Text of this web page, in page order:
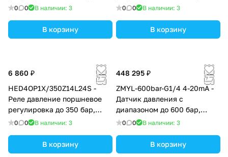
монтаж резьбовой,
рукоятка со шкалой
0 0 В наличии: 3
В корзину
монтаж резьбовой,
рукоятка со шкалой
0 0 В наличии: 3
В корзину
6 860 ₽
HED4OP1X/350Z14L24S -
Реле давление поршневое
регулировка до 350 бар,
монтаж на плиту
0 0 В наличии: 3
В корзину
448 295 ₽
ZMYL-600bar-G1/4 4-20mA -
Датчик давления с
диапазоном до 600 бар,
присоединительной
выходным аналоговым
сигналом 4-20 мА, точность
0 0 В наличии: 3
В корзину